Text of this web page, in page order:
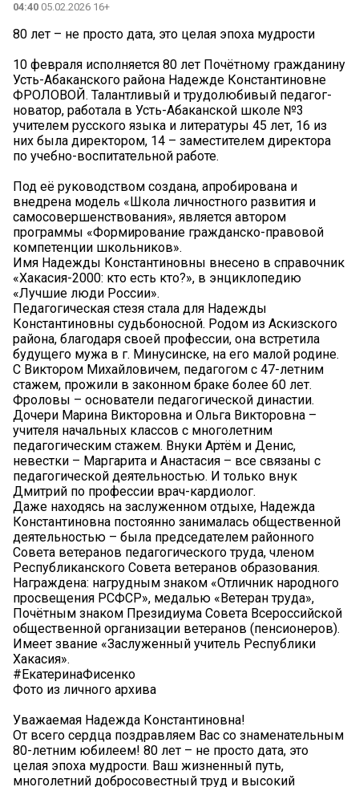
04:40 05.02.2026 16+
80 лет – не просто дата, это целая эпоха мудрости
10 февраля исполняется 80 лет Почётному гражданину
Усть-Абаканского района Надежде Константиновне
ФРОЛОВОЙ. Талантливый и трудолюбивый педагог-
новатор, работала в Усть-Абаканской школе №3
учителем русского языка и литературы 45 лет, 16 из
них была директором, 14 – заместителем директора
по учебно-воспитательной работе.
Под её руководством создана, апробирована и
внедрена модель «Школа личностного развития и
самосовершенствования», является автором
программы «Формирование гражданско-правовой
компетенции школьников».
Имя Надежды Константиновны внесено в справочник
«Хакасия-2000: кто есть кто?», в энциклопедию
«Лучшие люди России».
Педагогическая стезя стала для Надежды
Константиновны судьбоносной. Родом из Аскизского
района, благодаря своей профессии, она встретила
будущего мужа в г. Минусинске, на его малой родине.
С Виктором Михайловичем, педагогом с 47-летним
стажем, прожили в законном браке более 60 лет.
Фроловы – основатели педагогической династии.
Дочери Марина Викторовна и Ольга Викторовна –
учителя начальных классов с многолетним
педагогическим стажем. Внуки Артём и Денис,
невестки – Маргарита и Анастасия – все связаны с
педагогической деятельностью. И только внук
Дмитрий по профессии врач-кардиолог.
Даже находясь на заслуженном отдыхе, Надежда
Константиновна постоянно занималась общественной
деятельностью – была председателем районного
Совета ветеранов педагогического труда, членом
Республиканского Совета ветеранов образования.
Награждена: нагрудным знаком «Отличник народного
просвещения РСФСР», медалью «Ветеран труда»,
Почётным знаком Президиума Совета Всероссийской
общественной организации ветеранов (пенсионеров).
Имеет звание «Заслуженный учитель Республики
Хакасия».
#ЕкатеринаФисенко
Фото из личного архива
Уважаемая Надежда Константиновна!
От всего сердца поздравляем Вас со знаменательным
80-летним юбилеем! 80 лет – не просто дата, это
целая эпоха мудрости. Ваш жизненный путь,
многолетний добросовестный труд и высокий